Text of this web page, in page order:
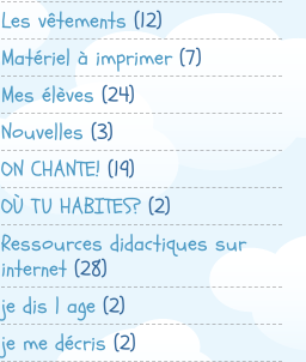
Les vêtements (12)
Matériel à imprimer (7)
Mes élèves (24)
Nouvelles (3)
ON CHANTE! (19)
OÙ TU HABITES? (2)
Ressources didactiques sur
internet (28)
je dis l age (2)
je me décris (2)